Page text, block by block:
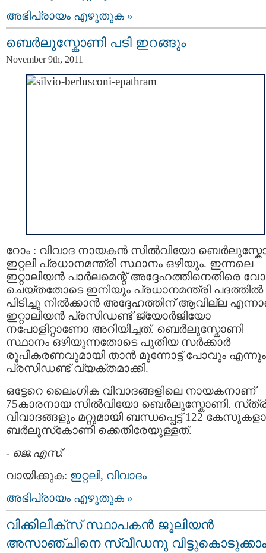
അഭിപ്രായം എഴുതുക »
ബെര്‍ലുസ്കോണി പടി ഇറങ്ങും
November 9th, 2011
റോം : വിവാദ നായകന്‍ സില്‍വിയോ
ഇറ്റലി പ്രധാനമന്ത്രി സ്ഥാനം ഒഴിയും. ഇന്നലെ
ഇറ്റാലിയന്‍ പാര്‍ലമെന്റ് അദ്ദേഹത്തിനെതിരെ
ചെയ്തതോടെ ഇനിയും പ്രധാനമന്ത്രി പദത്തില്‍
പിടിച്ചു നില്‍ക്കാന്‍ അദ്ദേഹത്തിന് ആവില്ല
ഇറ്റാലിയന്‍ പ്രസിഡണ്ട് ജ്യോര്‍ജിയോ
നപോളിറ്റാണോ അറിയിച്ചത്‌. ബെര്‍ലുസ്കോണി
സ്ഥാനം ഒഴിയുന്നതോടെ പുതിയ സര്‍ക്കാര്‍
രൂപീകരണവുമായി താന്‍ മുന്നോട്ട് പോവും എന്നും
പ്രസിഡണ്ട് വ്യക്തമാക്കി.
ഒട്ടേറെ ലൈംഗിക വിവാദങ്ങളിലെ നായകനാണ്
75കാരനായ സില്‍വിയോ ബെര്‍ലുസ്കോണി.
വിവാദങ്ങളും മറ്റുമായി ബന്ധപ്പെട്ട്‌ 122
ബര്‍ലുസ്‌കോണി ക്കെതിരേയുള്ളത്‌.
- ജെ.എസ്.
വായിക്കുക: ഇറ്റലി, വിവാദം
അഭിപ്രായം എഴുതുക »
വിക്കിലീക്‌സ് സ്ഥാപകന്‍ ജൂലിയന്‍
അസാഞ്ചിനെ സ്വീഡനു